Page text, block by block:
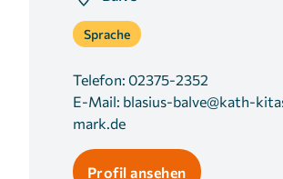
Sprache
Telefon: 02375-2352
E-Mail: blasius-balve@kath-
mark.de
Profil ansehen
1 Jahr
MARKETING
Marketing Cookies werden von
verwendet, um personalisierte
anzuzeigen. Sie tun dies, indem sie
Websites hinweg verfolgen.